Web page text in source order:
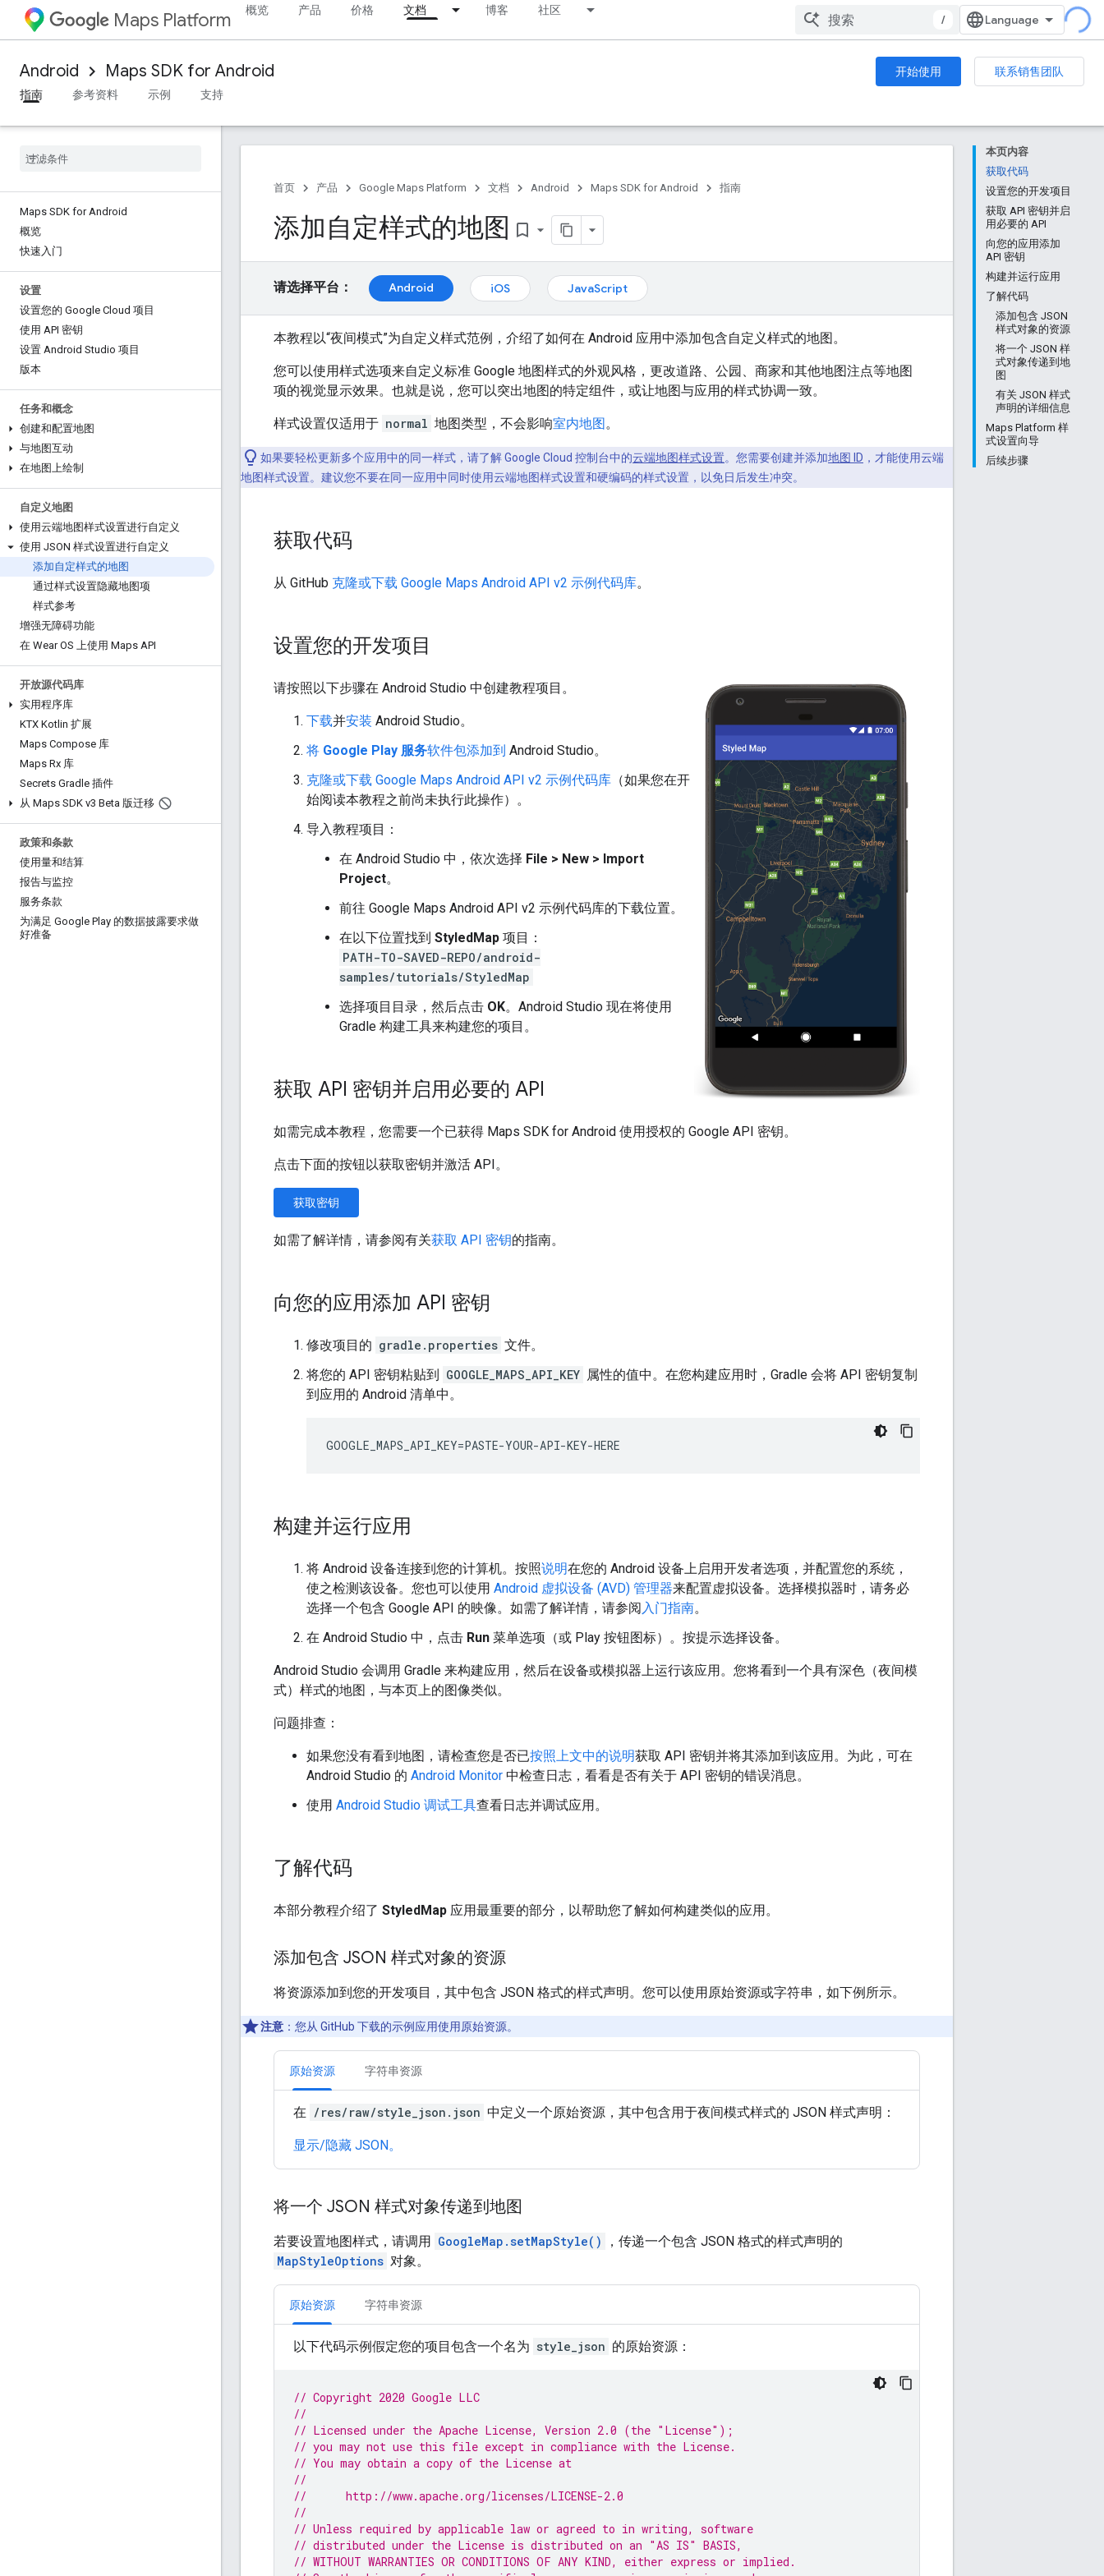
Maps Platform 概览 产品 价格 文档 博客 社区
/
Android Maps SDK for Android 开始使用
联系销售团队
指南
参考资料 示例 支持
Maps SDK for Android
概览
快速入门
设置
设置您的 Google Cloud 项目
使用 API 密钥
设置 Android Studio 项目
版本
任务和概念
创建和配置地图
与地图互动
在地图上绘制
自定义地图
使用云端地图样式设置进行自定义
使用 JSON 样式设置进行自定义
添加自定样式的地图
通过样式设置隐藏地图项
样式参考
增强无障碍功能
在 Wear OS 上使用 Maps API
开放源代码库
实用程序库
KTX Kotlin 扩展
Maps Compose 库
Maps Rx 库
Secrets Gradle 插件
从 Maps SDK v3 Beta 版迁移
政策和条款
使用量和结算
报告与监控
服务条款
为满足 Google Play 的数据披露要求做
好准备
本页内容
获取代码
设置您的开发项目
获取 API 密钥并启
用必要的 API
向您的应用添加
API 密钥
构建并运行应用
了解代码
添加包含 JSON
样式对象的资源
将一个 JSON 样
式对象传递到地
图
有关 JSON 样式
声明的详细信息
Maps Platform 样
式设置向导
后续步骤
首页 产品 Google Maps Platform 文档 Android Maps SDK for Android 指南
添加自定样式的地图 bookmark_border
请选择平台： Android iOS JavaScript
本教程以“夜间模式”为自定义样式范例，介绍了如何在 Android 应用中添加包含自定义样式的地图。
您可以使用样式选项来自定义标准 Google 地图样式的外观风格，更改道路、公园、商家和其他地图注点等地图
项的视觉显示效果。也就是说，您可以突出地图的特定组件，或让地图与应用的样式协调一致。
样式设置仅适用于 normal 地图类型，不会影响室内地图。
如果要轻松更新多个应用中的同一样式，请了解 Google Cloud 控制台中的云端地图样式设置。您需要创建并添加地图 ID ，才能使用云端
地图样式设置。建议您不要在同一应用中同时使用云端地图样式设置和硬编码的样式设置，以免日后发生冲突。
获取代码
从 GitHub 克隆或下载 Google Maps Android API v2 示例代码库。
设置您的开发项目
请按照以下步骤在 Android Studio 中创建教程项目。
下载并安装 Android Studio。
将 Google Play 服务软件包添加到 Android Studio。
克隆或下载 Google Maps Android API v2 示例代码库 （如果您在开
始阅读本教程之前尚未执行此操作）。
导入教程项目：
在 Android Studio 中，依次选择 File > New > Import
Project。
前往 Google Maps Android API v2 示例代码库的下载位置。
在以下位置找到 StyledMap 项目：
PATH-TO-SAVED-REPO/android-
samples/tutorials/StyledMap
选择项目目录，然后点击 OK。Android Studio 现在将使用
Gradle 构建工具来构建您的项目。
获取 API 密钥并启用必要的 API
如需完成本教程，您需要一个已获得 Maps SDK for Android 使用授权的 Google API 密钥。
点击下面的按钮以获取密钥并激活 API。
获取密钥
如需了解详情，请参阅有关获取 API 密钥的指南。
向您的应用添加 API 密钥
修改项目的 gradle.properties 文件。
将您的 API 密钥粘贴到 GOOGLE_MAPS_API_KEY 属性的值中。在您构建应用时，Gradle 会将 API 密钥复制
到应用的 Android 清单中。
GOOGLE_MAPS_API_KEY=PASTE-YOUR-API-KEY-HERE
构建并运行应用
将 Android 设备连接到您的计算机。按照说明在您的 Android 设备上启用开发者选项，并配置您的系统，
使之检测该设备。您也可以使用 Android 虚拟设备 (AVD) 管理器来配置虚拟设备。选择模拟器时，请务必
选择一个包含 Google API 的映像。如需了解详情，请参阅入门指南。
在 Android Studio 中，点击 Run 菜单选项（或 Play 按钮图标）。按提示选择设备。
Android Studio 会调用 Gradle 来构建应用，然后在设备或模拟器上运行该应用。您将看到一个具有深色（夜间模
式）样式的地图，与本页上的图像类似。
问题排查：
如果您没有看到地图，请检查您是否已按照上文中的说明获取 API 密钥并将其添加到该应用。为此，可在
Android Studio 的 Android Monitor 中检查日志，看看是否有关于 API 密钥的错误消息。
使用 Android Studio 调试工具查看日志并调试应用。
了解代码
本部分教程介绍了 StyledMap 应用最重要的部分，以帮助您了解如何构建类似的应用。
添加包含 JSON 样式对象的资源
将资源添加到您的开发项目，其中包含 JSON 格式的样式声明。您可以使用原始资源或字符串，如下例所示。
注意 ： 您从 GitHub 下载的示例应用使用原始资源。
原始资源 字符串资源
在 /res/raw/style_json.json 中定义一个原始资源，其中包含用于夜间模式样式的 JSON 样式声明：
显示/隐藏 JSON。
将一个 JSON 样式对象传递到地图
若要设置地图样式，请调用 GoogleMap.setMapStyle()
，传递一个包含 JSON 格式的样式声明的
MapStyleOptions 对象。
原始资源 字符串资源
以下代码示例假定您的项目包含一个名为 style_json 的原始资源：
// Copyright 2020 Google LLC
//
// Licensed under the Apache License, Version 2.0 (the "License");
// you may not use this file except in compliance with the License.
// You may obtain a copy of the License at
//
//      http://www.apache.org/licenses/LICENSE-2.0
//
// Unless required by applicable law or agreed to in writing, software
// distributed under the License is distributed on an "AS IS" BASIS,
// WITHOUT WARRANTIES OR CONDITIONS OF ANY KIND, either express or implied.